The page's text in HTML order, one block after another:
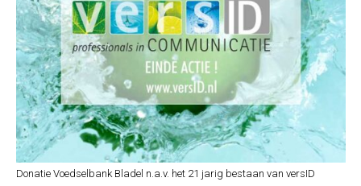
Donatie Voedselbank Bladel n.a.v. het 21 jarig bestaan van versID